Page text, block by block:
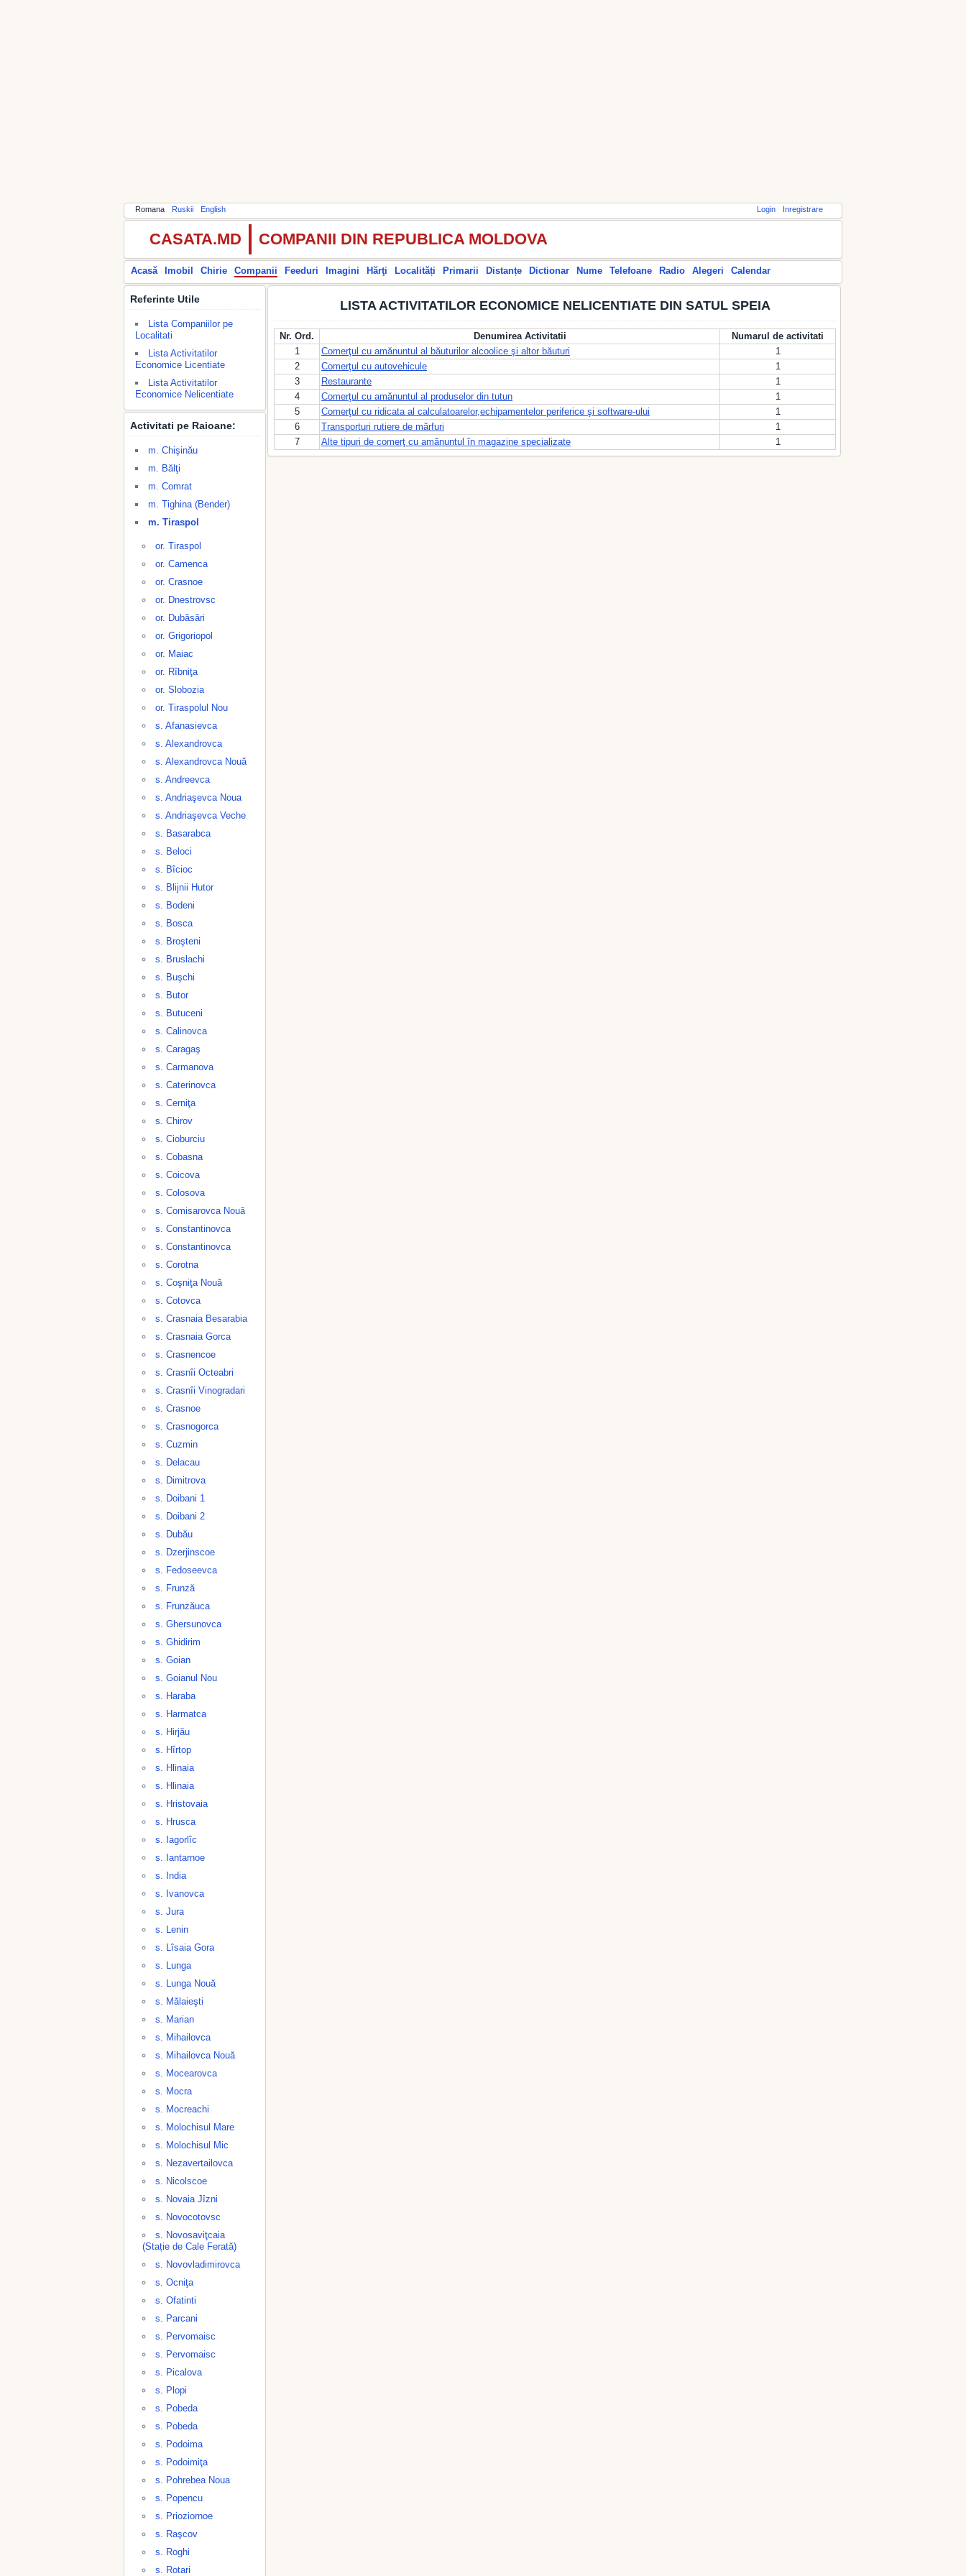
Romana Ruskii English Login Inregistrare
CASATA.MD COMPANII DIN REPUBLICA MOLDOVA
Acasă Imobil Chirie Companii Feeduri Imagini Hărţi Localități Primarii Distanțe Dictionar Nume Telefoane Radio Alegeri Calendar
Referinte Utile
Lista Companiilor pe
Localitati
Lista Activitatilor
Economice Licentiate
Lista Activitatilor
Economice Nelicentiate
Activitati pe Raioane:
m. Chişinău
m. Bălţi
m. Comrat
m. Tighina (Bender)
m. Tiraspol
or. Tiraspol
or. Camenca
or. Crasnoe
or. Dnestrovsc
or. Dubăsări
or. Grigoriopol
or. Maiac
or. Rîbniţa
or. Slobozia
or. Tiraspolul Nou
s. Afanasievca
s. Alexandrovca
s. Alexandrovca Nouă
s. Andreevca
s. Andriaşevca Noua
s. Andriaşevca Veche
s. Basarabca
s. Beloci
s. Bîcioc
s. Blijnii Hutor
s. Bodeni
s. Bosca
s. Broşteni
s. Bruslachi
s. Buşchi
s. Butor
s. Butuceni
s. Calinovca
s. Caragaş
s. Carmanova
s. Caterinovca
s. Cerniţa
s. Chirov
s. Cioburciu
s. Cobasna
s. Coicova
s. Colosova
s. Comisarovca Nouă
s. Constantinovca
s. Constantinovca
s. Corotna
s. Coşniţa Nouă
s. Cotovca
s. Crasnaia Besarabia
s. Crasnaia Gorca
s. Crasnencoe
s. Crasnîi Octeabri
s. Crasnîi Vinogradari
s. Crasnoe
s. Crasnogorca
s. Cuzmin
s. Delacau
s. Dimitrova
s. Doibani 1
s. Doibani 2
s. Dubău
s. Dzerjinscoe
s. Fedoseevca
s. Frunză
s. Frunzăuca
s. Ghersunovca
s. Ghidirim
s. Goian
s. Goianul Nou
s. Haraba
s. Harmatca
s. Hirjău
s. Hîrtop
s. Hlinaia
s. Hlinaia
s. Hristovaia
s. Hrusca
s. Iagorlîc
s. Iantarnoe
s. India
s. Ivanovca
s. Jura
s. Lenin
s. Lîsaia Gora
s. Lunga
s. Lunga Nouă
s. Mălaieşti
s. Marian
s. Mihailovca
s. Mihailovca Nouă
s. Mocearovca
s. Mocra
s. Mocreachi
s. Molochisul Mare
s. Molochisul Mic
s. Nezavertailovca
s. Nicolscoe
s. Novaia Jîzni
s. Novocotovsc
s. Novosaviţcaia
(Stație de Cale Ferată)
s. Novovladimirovca
s. Ocniţa
s. Ofatinti
s. Parcani
s. Pervomaisc
s. Pervomaisc
s. Picalova
s. Plopi
s. Pobeda
s. Pobeda
s. Podoima
s. Podoimiţa
s. Pohrebea Noua
s. Popencu
s. Prioziornoe
s. Raşcov
s. Roghi
s. Rotari
LISTA ACTIVITATILOR ECONOMICE NELICENTIATE DIN SATUL SPEIA
Nr. Ord. Denumirea Activitatii
Numarul de activitati
1
Comerţul cu amănuntul al băuturilor alcoolice şi altor băuturi
1
2
Comerţul cu autovehicule
1
3
Restaurante
1
4
Comerţul cu amănuntul al produselor din tutun
1
5
Comerţul cu ridicata al calculatoarelor,echipamentelor periferice şi software-ului
1
6
Transporturi rutiere de mărfuri
1
7
Alte tipuri de comerţ cu amănuntul în magazine specializate 1